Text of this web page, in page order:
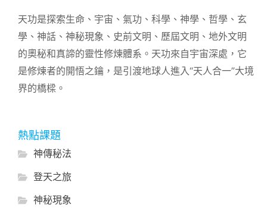
天功是探索生命、宇宙、氣功、科學、神學、哲學、玄
學、神話、神秘現象、史前文明、歷屆文明、地外文明
的奧秘和真諦的靈性修煉體系。天功來自宇宙深處，它
是修煉者的開悟之鑰，是引渡地球人進入“天人合一”大境
界的橋樑。
熱點課題
神傳秘法
登天之旅
神秘現象